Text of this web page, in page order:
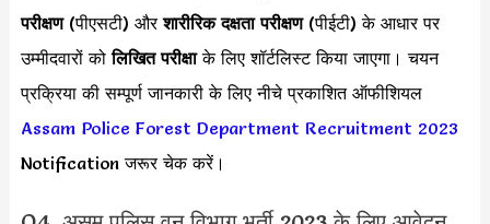
परीक्षण(पीएसटी) औरशारीरिक दक्षता परीक्षण(पीईटी) के आधार पर
उम्मीदवारों कोलिखित परीक्षाके लिए शॉर्टलिस्ट किया जाएगा। चयन
प्रक्रिया की सम्पूर्ण जानकारी के लिए नीचे प्रकाशित ऑफीशियल
Assam Police Forest Department Recruitment 2023
Notification जरूर चेक करें।